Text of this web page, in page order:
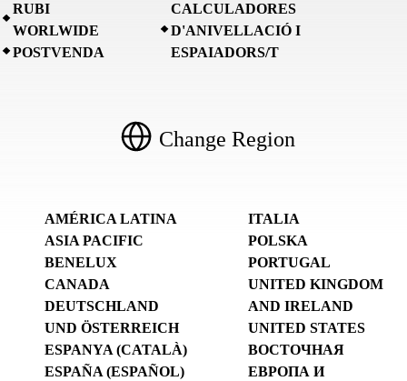
RUBI
WORLWIDE
POSTVENDA
CALCULADORES
D'ANIVELLACIÓ I
ESPAIADORS/T
Change Region
AMÉRICA LATINA
ASIA PACIFIC
BENELUX
CANADA
DEUTSCHLAND
UND ÖSTERREICH
ESPANYA (CATALÀ)
ESPAÑA (ESPAÑOL)
ITALIA
POLSKA
PORTUGAL
UNITED KINGDOM
AND IRELAND
UNITED STATES
ВОСТОЧНАЯ
ЕВРОПА И